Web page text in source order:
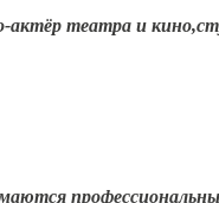
театра и